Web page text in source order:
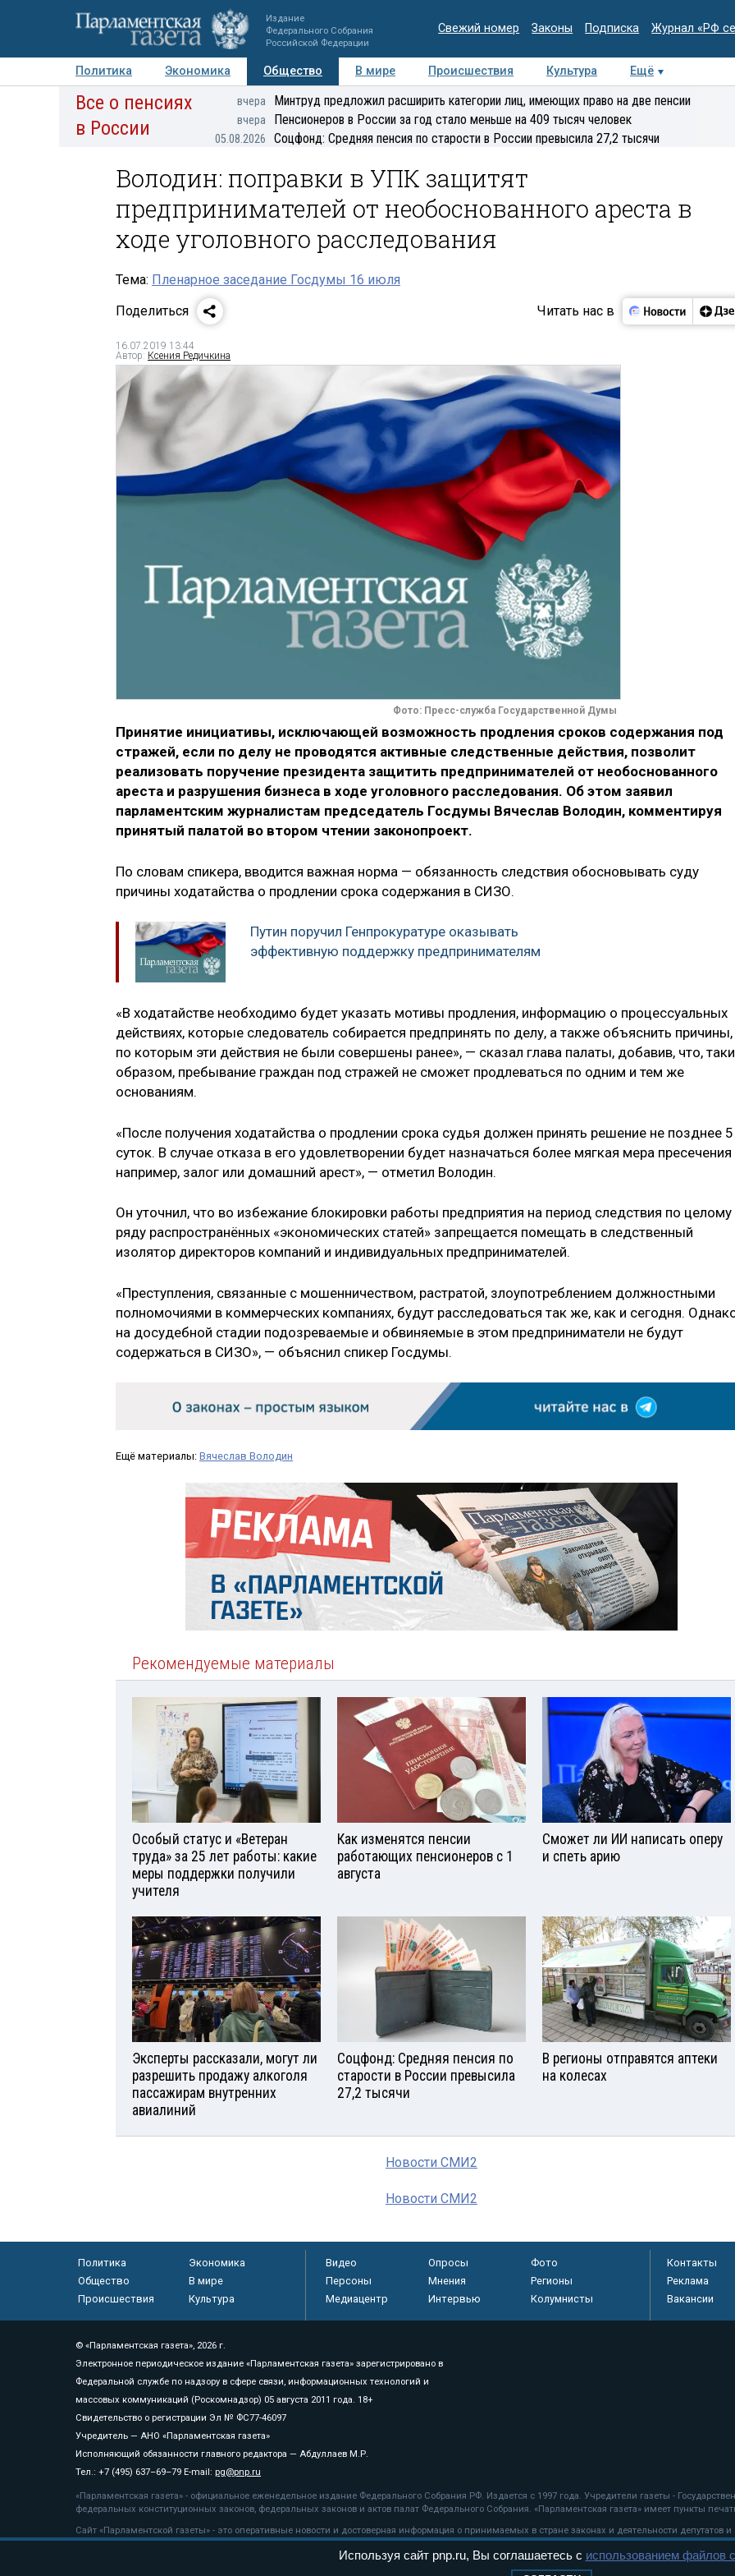
Издание
Федерального Собрания
Российской Федерации
Свежий номер Законы Подписка Журнал «РФ
Политика Экономика Общество В мире Происшествия Культура
Ещё
Авторы Персоны Мнения Регионы Медиацентр Интервью Колумнисты
Все о пенсиях
в России
вчера Минтруд предложил расширить категории лиц, имеющих право на две пенсии
вчера Пенсионеров в России за год стало меньше на 409 тысяч человек
05.08.2026 Соцфонд: Средняя пенсия по старости в России превысила 27,2 тысячи
Володин: поправки в УПК защитят
предпринимателей от необоснованного ареста в
ходе уголовного расследования
Тема: Пленарное заседание Госдумы 16 июля
Поделиться
Читать нас в
16.07.2019 13:44
Автор: Ксения Редичкина
Фото: Пресс-служба Государственной Думы
Принятие инициативы, исключающей возможность продления сроков содержания под
стражей, если по делу не проводятся активные следственные действия, позволит
реализовать поручение президента защитить предпринимателей от необоснованного
ареста и разрушения бизнеса в ходе уголовного расследования. Об этом заявил
парламентским журналистам председатель Госдумы Вячеслав Володин, комментируя
принятый палатой во втором чтении законопроект.
По словам спикера, вводится важная норма — обязанность следствия обосновывать суду
причины ходатайства о продлении срока содержания в СИЗО.
Путин поручил Генпрокуратуре оказывать
эффективную поддержку предпринимателям
«В ходатайстве необходимо будет указать мотивы продления, информацию о процессуальных
действиях, которые следователь собирается предпринять по делу, а также объяснить причины,
по которым эти действия не были совершены ранее», — сказал глава палаты, добавив, что,
образом, пребывание граждан под стражей не сможет продлеваться по одним и тем же
основаниям.
«После получения ходатайства о продлении срока судья должен принять решение не позднее 5
суток. В случае отказа в его удовлетворении будет назначаться более мягкая мера
например, залог или домашний арест», — отметил Володин.
Он уточнил, что во избежание блокировки работы предприятия на период следствия по целому
ряду распространённых «экономических статей» запрещается помещать в следственный
изолятор директоров компаний и индивидуальных предпринимателей.
«Преступления, связанные с мошенничеством, растратой, злоупотреблением должностными
полномочиями в коммерческих компаниях, будут расследоваться так же, как и сегодня.
на досудебной стадии подозреваемые и обвиняемые в этом предприниматели не будут
содержаться в СИЗО», — объяснил спикер Госдумы.
Ещё материалы: Вячеслав Володин
Рекомендуемые материалы
Особый статус и «Ветеран
труда» за 25 лет работы: какие
меры поддержки получили
учителя
Как изменятся пенсии
работающих пенсионеров с 1
августа
Сможет ли ИИ написать оперу
и спеть арию
Эксперты рассказали, могут ли
разрешить продажу алкоголя
пассажирам внутренних
авиалиний
Соцфонд: Средняя пенсия по
старости в России превысила
27,2 тысячи
В регионы отправятся аптеки
на колесах
Новости СМИ2
Новости СМИ2
Политика
Экономика
Общество
В мире
Происшествия
Культура
Видео Опросы
Фото
Персоны
Мнения
Регионы
Медиацентр
Интервью Колумнисты
Контакты
Реклама
Вакансии
© «Парламентская газета», 2026 г.
Электронное периодическое издание «Парламентская газета» зарегистрировано в
Федеральной службе по надзору в сфере связи, информационных технологий и
массовых коммуникаций (Роскомнадзор) 05 августа 2011 года. 18+
Свидетельство о регистрации Эл № ФС77-46097
Учредитель — АНО «Парламентская газета»
Исполняющий обязанности главного редактора — Абдуллаев М.Р.
Тел.: +7 (495) 637–69–79 E-mail: pg@pnp.ru
«Парламентская газета» - официальное еженедельное издание Федерального Собрания РФ. Издается с 1997 года. Учредители газеты -
федеральных конституционных законов, федеральных законов и актов палат Федерального Собрания. «Парламентская газета» имеет пункты
Сайт «Парламентской газеты» - это оперативные новости и достоверная информация о принимаемых в стране законах и деятельности депутатов
«Парламентской газеты» активная ссылка на pnp.ru обязательна.
рекомендательные технологии
Используя сайт pnp.ru, Вы соглашаетесь с использованием файлов